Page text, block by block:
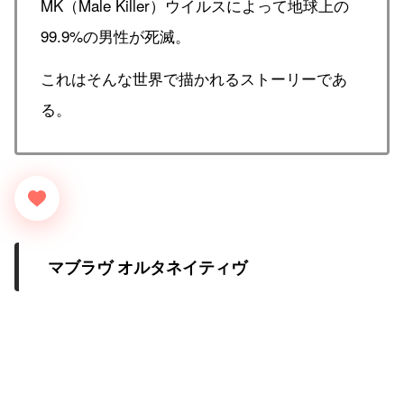
MK（Male Killer）ウイルスによって地球上の
99.9%の男性が死滅。
これはそんな世界で描かれるストーリーであ
る。
マブラヴ オルタネイティヴ